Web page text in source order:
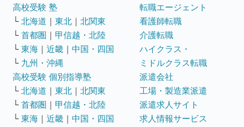
高校受験 塾
└ 北海道 ｜ 東北 ｜ 北関東
└ 首都圏 ｜ 甲信越・北陸
└ 東海 ｜ 近畿 ｜ 中国・四国
└ 九州・沖縄
高校受験 個別指導塾
└ 北海道 ｜ 東北 ｜ 北関東
└ 首都圏 ｜ 甲信越・北陸
└ 東海 ｜ 近畿 ｜ 中国・四国
転職エージェント
看護師転職
介護転職
ハイクラス・
ミドルクラス転職
派遣会社
工場・製造業派遣
派遣求人サイト
求人情報サービス